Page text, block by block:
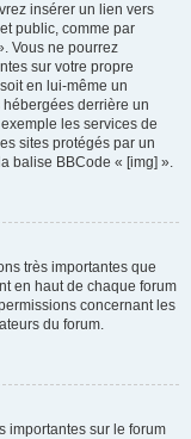
insérer un lien vers
public, comme par
Vous ne pourrez
sur votre propre
en lui-même un
derrière un
les services de
sites protégés par un
balise BBCode « [img] ».
très importantes que
en haut de chaque forum
concernant les
du forum.
importantes sur le forum